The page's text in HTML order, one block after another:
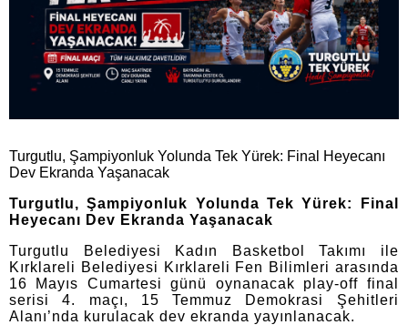
Turgutlu, Şampiyonluk Yolunda Tek Yürek: Final Heyecanı
Dev Ekranda Yaşanacak
Turgutlu, Şampiyonluk Yolunda Tek Yürek: Final
Heyecanı Dev Ekranda Yaşanacak
Turgutlu Belediyesi Kadın Basketbol Takımı ile
Kırklareli Belediyesi Kırklareli Fen Bilimleri arasında
16 Mayıs Cumartesi günü oynanacak play-off final
serisi 4. maçı, 15 Temmuz Demokrasi Şehitleri
Alanı’nda kurulacak dev ekranda yayınlanacak.